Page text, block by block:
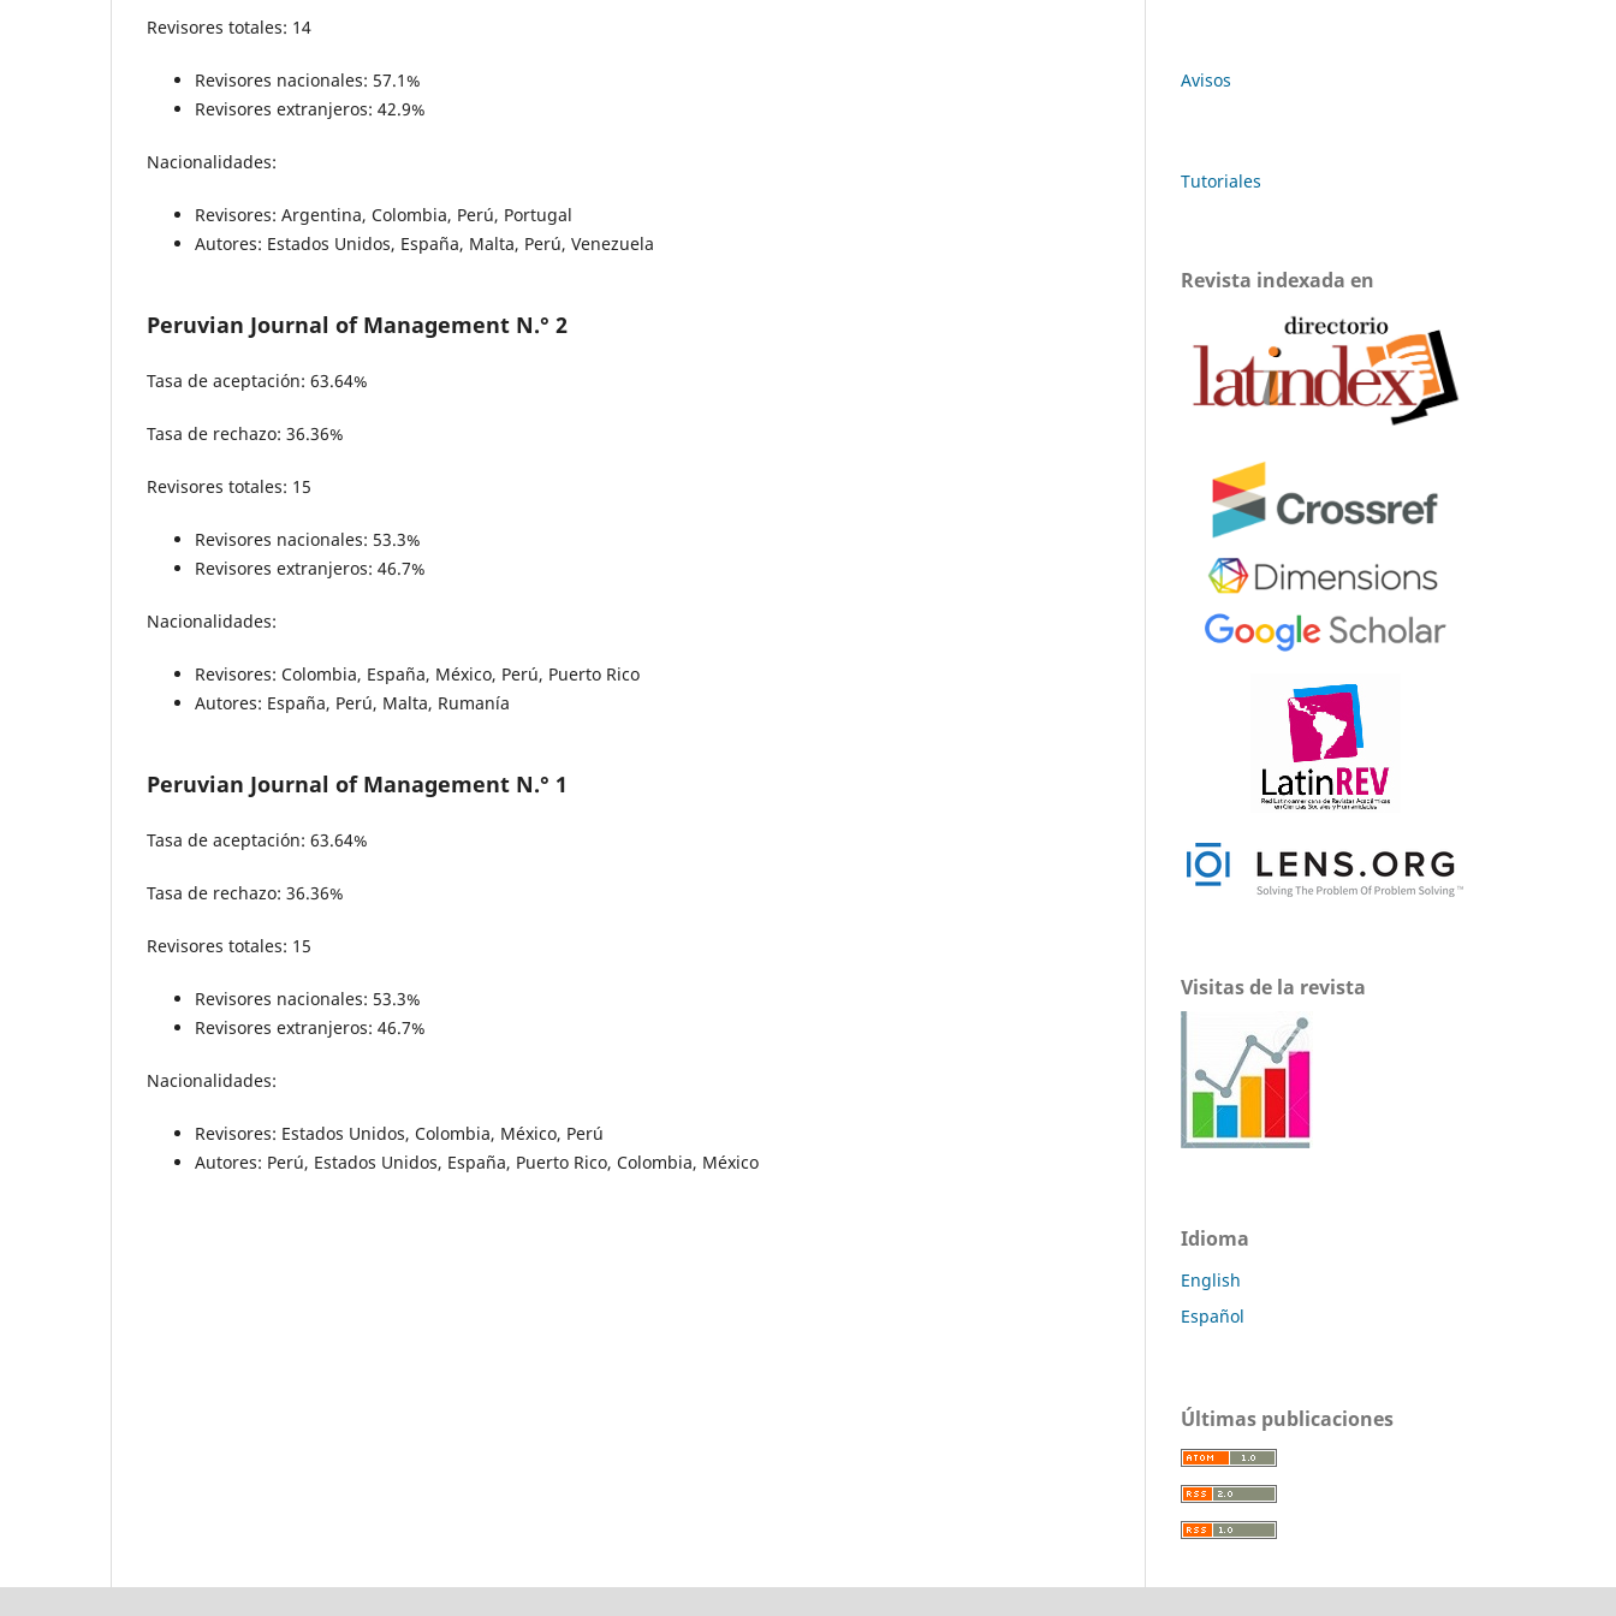
Revisores totales: 14
Revisores nacionales: 57.1%
Revisores extranjeros: 42.9%
Nacionalidades:
Revisores: Argentina, Colombia, Perú, Portugal
Autores: Estados Unidos, España, Malta, Perú, Venezuela
Peruvian Journal of Management N.° 2
Tasa de aceptación: 63.64%
Tasa de rechazo: 36.36%
Revisores totales: 15
Revisores nacionales: 53.3%
Revisores extranjeros: 46.7%
Nacionalidades:
Revisores: Colombia, España, México, Perú, Puerto Rico
Autores: España, Perú, Malta, Rumanía
Peruvian Journal of Management N.° 1
Tasa de aceptación: 63.64%
Tasa de rechazo: 36.36%
Revisores totales: 15
Revisores nacionales: 53.3%
Revisores extranjeros: 46.7%
Nacionalidades:
Revisores: Estados Unidos, Colombia, México, Perú
Autores: Perú, Estados Unidos, España, Puerto Rico, Colombia, México
Avisos
Tutoriales
Revista indexada en
Visitas de la revista
Idioma
English
Español
Últimas publicaciones